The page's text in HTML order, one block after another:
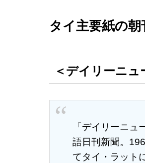
タイ主要紙の
＜デイリーニュ
「デイリーニ
語日刊新聞。
てタイ・ラット